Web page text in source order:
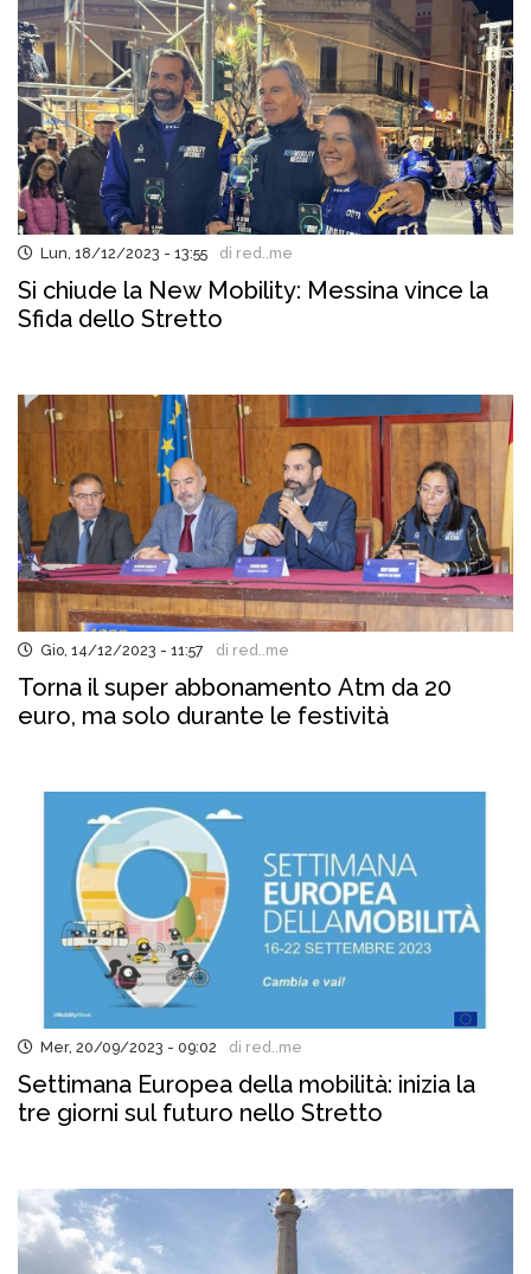
Lun, 18/12/2023 - 13:55 di red..me
Si chiude la New Mobility: Messina vince la
Sfida dello Stretto
Gio, 14/12/2023 - 11:57 di red..me
Torna il super abbonamento Atm da 20
euro, ma solo durante le festività
Mer, 20/09/2023 - 09:02 di red..me
Settimana Europea della mobilità: inizia la
tre giorni sul futuro nello Stretto